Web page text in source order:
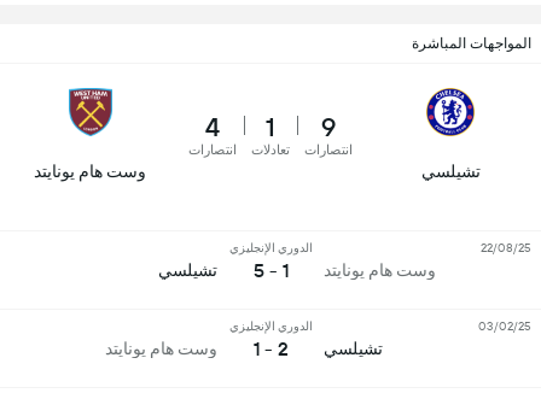
المواجهات المباشرة
تشيلسي
9
انتصارات
1
تعادلات
4
انتصارات
وست هام يونايتد
وست هام يونايتد
الدوري الإنجليزي
1 - 5 تشيلسي
22/08/25
تشيلسي
الدوري الإنجليزي
2 - 1 وست هام يونايتد
03/02/25